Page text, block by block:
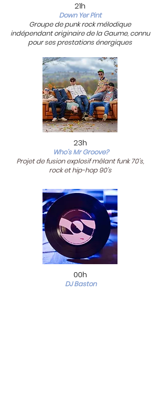
21h
Down Yer Pint
Groupe de punk rock mélodique
indépendant originaire de la Gaume, connu
pour ses prestations énergiques
23h
Who's Mr Groove?
Projet de fusion explosif mêlant funk 70's,
rock et hip-hop 90's
00h
DJ Baston